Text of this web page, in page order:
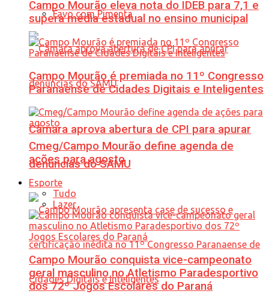
Favo com Pimenta
Câmara aprova abertura de CPI para apurar
denúncias do SAMU
Campo Mourão eleva nota do IDEB para 7,1 e
supera média estadual no ensino municipal
Campo Mourão é premiada no 11º Congresso
Paranaense de Cidades Digitais e Inteligentes
Cmeg/Campo Mourão define agenda de
ações para agosto
Esporte
Tudo
Lazer
Campo Mourão conquista vice-campeonato
geral masculino no Atletismo Paradesportivo
dos 72º Jogos Escolares do Paraná